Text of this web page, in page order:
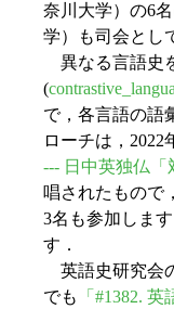
奈川大学）の6
学）も司会とし
異なる言語史
(
で，各言語の語
ローチは，2022
--- 日中英独仏「
唱されたもので
3名も参加しま
す．
英語史研究会
でも
「#1382.